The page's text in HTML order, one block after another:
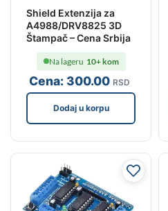
Shield Extenzija za
A4988/DRV8825 3D
Štampač – Cena Srbija
Cena:300.00 RSD
Na lageru 10+ kom
Dodaj u korpu